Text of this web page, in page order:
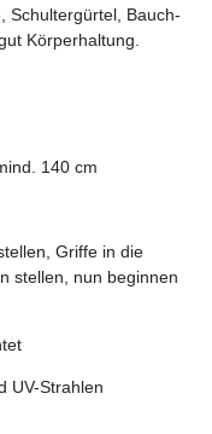
Schultergürtel, Bauch-
Körperhaltung.
140 cm
Griffe in die
stellen, nun beginnen
UV-Strahlen